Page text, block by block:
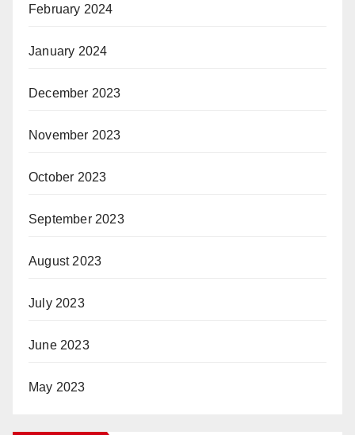
February 2024
January 2024
December 2023
November 2023
October 2023
September 2023
August 2023
July 2023
June 2023
May 2023